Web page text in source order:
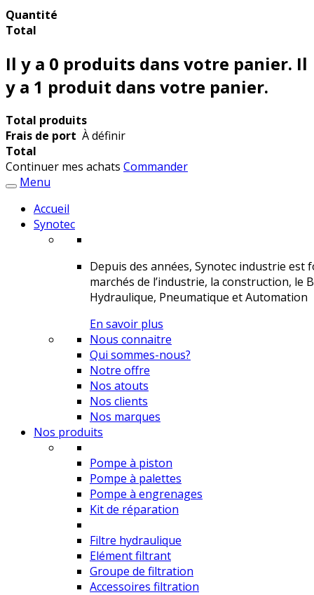
Quantité
Total
Il y a 0 produits dans votre panier. Il
y a 1 produit dans votre panier.
Total produits
Frais de port À définir
Total
Continuer mes achats Commander
Menu
Accueil
Synotec
Depuis des années, Synotec industrie
marchés de l’industrie, la construction, le
Hydraulique, Pneumatique et Automation
En savoir plus
Nous connaitre
Qui sommes-nous?
Notre offre
Nos atouts
Nos clients
Nos marques
Nos produits
Pompe à piston
Pompe à palettes
Pompe à engrenages
Kit de réparation
Filtre hydraulique
Elément filtrant
Groupe de filtration
Accessoires filtration